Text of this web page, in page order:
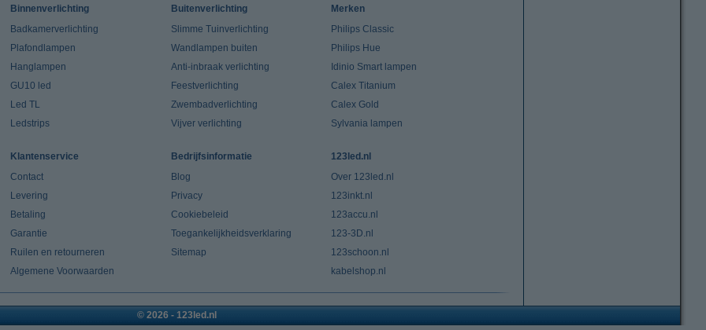
Binnenverlichting
Badkamerverlichting
Plafondlampen
Hanglampen
GU10 led
Led TL
Ledstrips
Buitenverlichting
Slimme Tuinverlichting
Wandlampen buiten
Anti-inbraak verlichting
Feestverlichting
Zwembadverlichting
Vijver verlichting
Merken
Philips Classic
Philips Hue
Idinio Smart lampen
Calex Titanium
Calex Gold
Sylvania lampen
Klantenservice
Contact
Levering
Betaling
Garantie
Ruilen en retourneren
Algemene Voorwaarden
Bedrijfsinformatie
Blog
Privacy
Cookiebeleid
Toegankelijkheidsverklaring
Sitemap
123led.nl
Over 123led.nl
123inkt.nl
123accu.nl
123-3D.nl
123schoon.nl
kabelshop.nl
© 2026 - 123led.nl